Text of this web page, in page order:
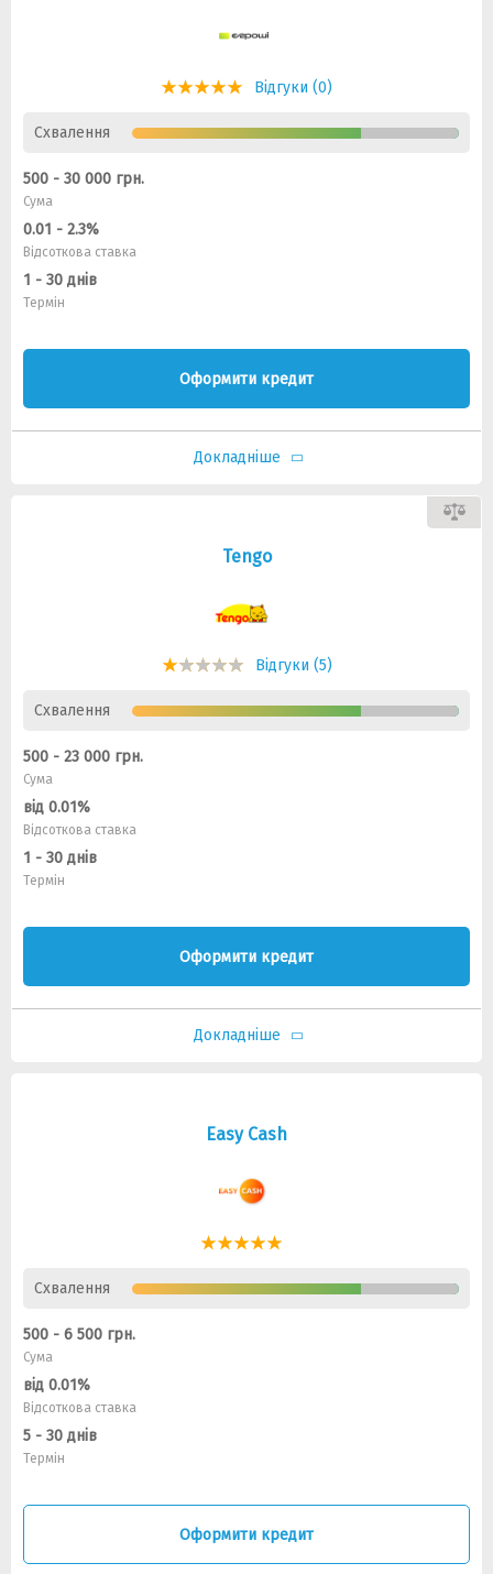
Відгуки (0)
Схвалення
500 - 30 000 грн.
Сума
0.01 - 2.3%
Відсоткова ставка
1 - 30 днів
Термін
Оформити кредит
Докладніше
Tengo
Відгуки (5)
Схвалення
500 - 23 000 грн.
Сума
від 0.01%
Відсоткова ставка
1 - 30 днів
Термін
Оформити кредит
Докладніше
Easy Cash
Схвалення
500 - 6 500 грн.
Сума
від 0.01%
Відсоткова ставка
5 - 30 днів
Термін
Оформити кредит